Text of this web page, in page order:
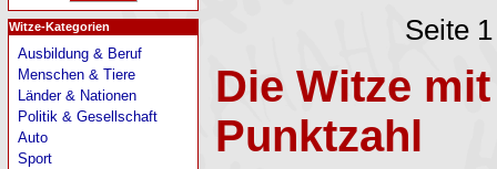
Seite
Die Witze
Punktzahl
Witze-Kategorien
Ausbildung & Beruf
Menschen & Tiere
Länder & Nationen
Politik & Gesellschaft
Auto
Sport